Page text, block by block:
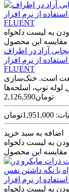
به لیست دلخواه
مقایسه این محصول
آزاد در اطراف
از نرم افزار
FLUENT
است. خنک‌سازی
2,126,590تومان
اضافه به سبد خرید
به لیست دلخواه
مقایسه این محصول
به لیست دلخواه